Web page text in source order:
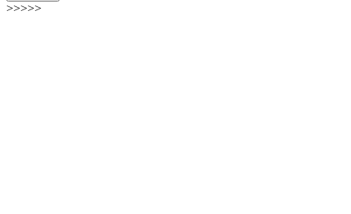
>>>>>